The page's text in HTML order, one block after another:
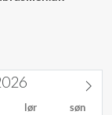
lør søn